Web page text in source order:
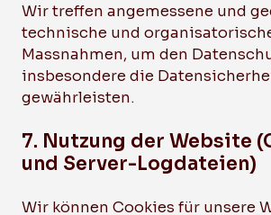
Wir treffen angemessene und
technische und
Massnahmen, um den
insbesondere die
gewährleisten.
7. Nutzung der Website
und Server-Logdateien)
Wir können Cookies für unsere